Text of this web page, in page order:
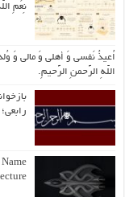
نِعَمِ
اُعیذُ نَفسی وَ أهلی وَ مالی وَ
اللّهِ الرَّحمنِ الرَّحیمِ.